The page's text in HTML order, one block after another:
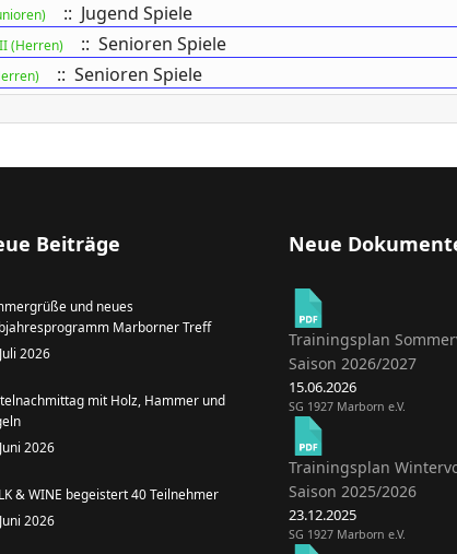
:: Jugend Spiele
(Herren)
:: Senioren Spiele
:: Senioren Spiele
Beiträge
und neues
Marborner Treff
2026
mit Holz, Hammer und
2026
& WINE begeistert 40 Teilnehmer
2026
Neue
Trainingsplan
Saison 2026/2027
15.06.2026
SG 1927 Marborn e.V.
Trainingsplan
Saison 2025/2026
23.12.2025
SG 1927 Marborn e.V.